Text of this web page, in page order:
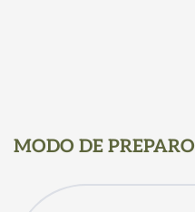
MODO DE PREPARO